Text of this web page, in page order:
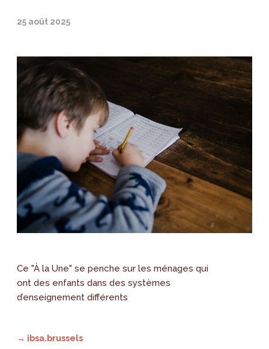
25 août 2025
Ce "À la Une" se penche sur les ménages qui
ont des enfants dans des systèmes
d’enseignement différents
→ ibsa.brussels